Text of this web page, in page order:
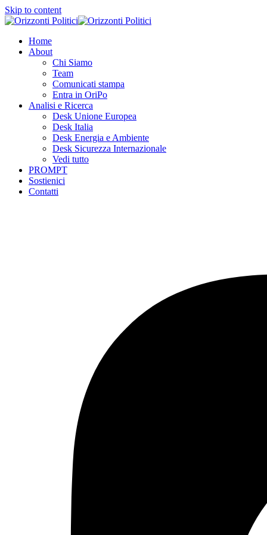
Skip to content
Home
About
Chi Siamo
Team
Comunicati stampa
Entra in OriPo
Analisi e Ricerca
Desk Unione Europea
Desk Italia
Desk Energia e Ambiente
Desk Sicurezza Internazionale
Vedi tutto
PROMPT
Sostienici
Contatti